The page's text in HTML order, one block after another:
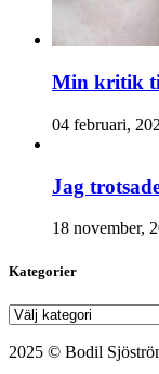
Min kritik
04 februari,
Jag
18 november,
Kategorier
Kategorier
2025 © Bodil